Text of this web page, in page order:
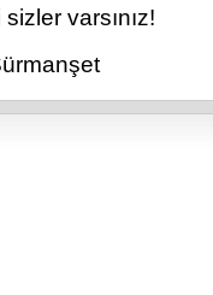
varsınız!